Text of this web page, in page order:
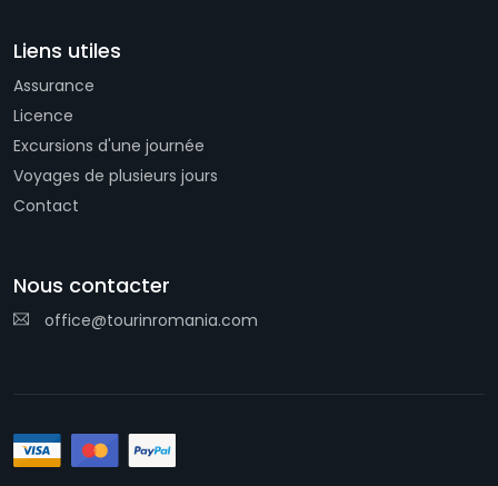
Liens utiles
Assurance
Licence
Excursions d'une journée
Voyages de plusieurs jours
Contact
Nous contacter
office@tourinromania.com